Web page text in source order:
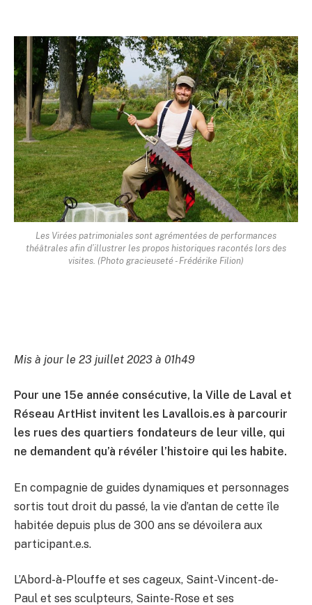
Les Virées patrimoniales sont agrémentées de performances
théâtrales afin d’illustrer les propos historiques racontés lors des
visites. (Photo gracieuseté - Frédérike Filion)
Mis à jour le 23 juillet 2023 à 01h49
Pour une 15e année consécutive, la Ville de Laval et
Réseau ArtHist invitent les Lavallois.es à parcourir
les rues des quartiers fondateurs de leur ville, qui
ne demandent qu’à révéler l’histoire qui les habite.
En compagnie de guides dynamiques et personnages
sortis tout droit du passé, la vie d’antan de cette île
habitée depuis plus de 300 ans se dévoilera aux
participant.e.s.
L’Abord-à-Plouffe et ses cageux, Saint-Vincent-de-
Paul et ses sculpteurs, Sainte-Rose et ses